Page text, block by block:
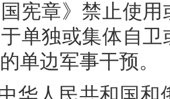
国宪章》禁止使
单独或集体自
单边军事干预。
华人民共和国和